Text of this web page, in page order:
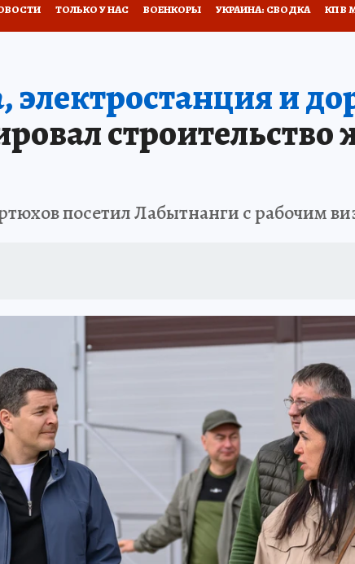
ТОЛЬКО У НАС ВОЕНКОРЫ УКРАИНА: СВОДКА КП В
и
посетил Лабытнанги с рабочим